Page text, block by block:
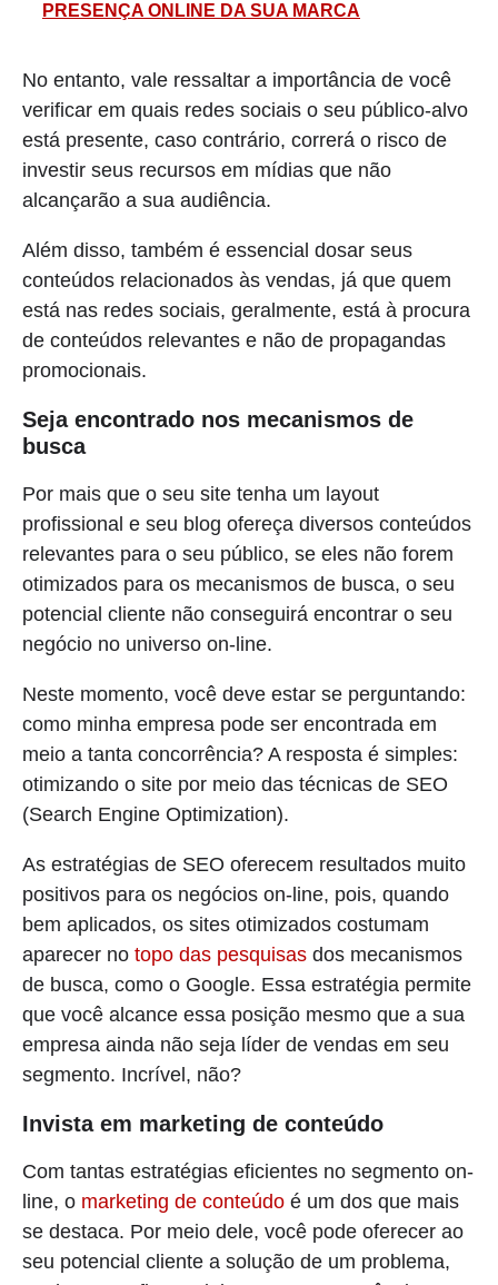
PRESENÇA ONLINE DA SUA MARCA
No entanto, vale ressaltar a importância de você
verificar em quais redes sociais o seu público-alvo
está presente, caso contrário, correrá o risco de
investir seus recursos em mídias que não
alcançarão a sua audiência.
Além disso, também é essencial dosar seus
conteúdos relacionados às vendas, já que quem
está nas redes sociais, geralmente, está à procura
de conteúdos relevantes e não de propagandas
promocionais.
Seja encontrado nos mecanismos de
busca
Por mais que o seu site tenha um layout
profissional e seu blog ofereça diversos conteúdos
relevantes para o seu público, se eles não forem
otimizados para os mecanismos de busca, o seu
potencial cliente não conseguirá encontrar o seu
negócio no universo on-line.
Neste momento, você deve estar se perguntando:
como minha empresa pode ser encontrada em
meio a tanta concorrência? A resposta é simples:
otimizando o site por meio das técnicas de SEO
(Search Engine Optimization).
As estratégias de SEO oferecem resultados muito
positivos para os negócios on-line, pois, quando
bem aplicados, os sites otimizados costumam
aparecer no topo das pesquisas dos mecanismos
de busca, como o Google. Essa estratégia permite
que você alcance essa posição mesmo que a sua
empresa ainda não seja líder de vendas em seu
segmento. Incrível, não?
Invista em marketing de conteúdo
Com tantas estratégias eficientes no segmento on-
line, o marketing de conteúdo é um dos que mais
se destaca. Por meio dele, você pode oferecer ao
seu potencial cliente a solução de um problema,